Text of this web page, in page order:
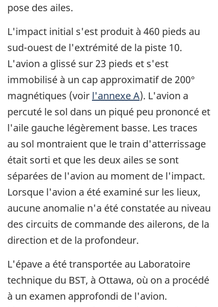
pose des ailes.
L'impact initial s'est produit à 460 pieds au
sud-ouest de l'extrémité de la piste 10.
L'avion a glissé sur 23 pieds et s'est
immobilisé à un cap approximatif de 200°
magnétiques (voir l'annexe A). L'avion a
percuté le sol dans un piqué peu prononcé et
l'aile gauche légèrement basse. Les traces
au sol montraient que le train d'atterrissage
était sorti et que les deux ailes se sont
séparées de l'avion au moment de l'impact.
Lorsque l'avion a été examiné sur les lieux,
aucune anomalie n'a été constatée au niveau
des circuits de commande des ailerons, de la
direction et de la profondeur.
L'épave a été transportée au Laboratoire
technique du BST, à Ottawa, où on a procédé
à un examen approfondi de l'avion.